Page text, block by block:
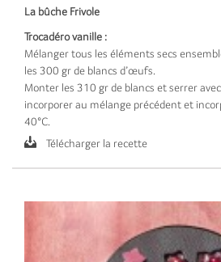
La bûche Frivole
Trocadéro vanille :
Mélanger tous les éléments secs
les 300 gr de blancs d’œufs.
Monter les 310 gr de blancs et serrer
incorporer au mélange précédent et
40°C.
Télécharger la recette